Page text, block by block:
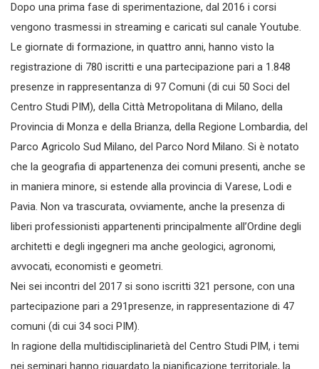
Dopo una prima fase di sperimentazione, dal 2016 i corsi
vengono trasmessi in streaming e caricati sul canale Youtube.
Le giornate di formazione, in quattro anni, hanno visto la
registrazione di 780 iscritti e una partecipazione pari a 1.848
presenze in rappresentanza di 97 Comuni (di cui 50 Soci del
Centro Studi PIM), della Città Metropolitana di Milano, della
Provincia di Monza e della Brianza, della Regione Lombardia, del
Parco Agricolo Sud Milano, del Parco Nord Milano. Si è notato
che la geografia di appartenenza dei comuni presenti, anche se
in maniera minore, si estende alla provincia di Varese, Lodi e
Pavia. Non va trascurata, ovviamente, anche la presenza di
liberi professionisti appartenenti principalmente all’Ordine degli
architetti e degli ingegneri ma anche geologici, agronomi,
avvocati, economisti e geometri.
Nei sei incontri del 2017 si sono iscritti 321 persone, con una
partecipazione pari a 291presenze, in rappresentazione di 47
comuni (di cui 34 soci PIM).
In ragione della multidisciplinarietà del Centro Studi PIM, i temi
nei seminari hanno riguardato la pianificazione territoriale, la